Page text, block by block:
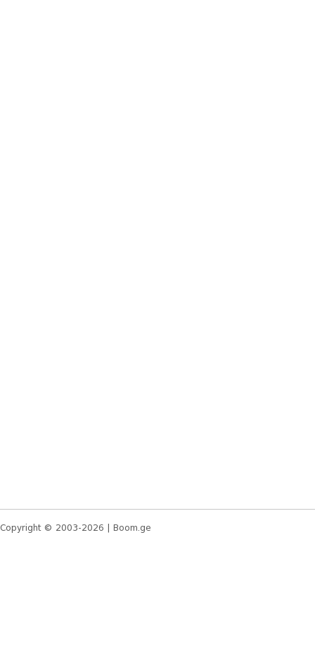
Copyright © 2003-2026 | Boom.ge